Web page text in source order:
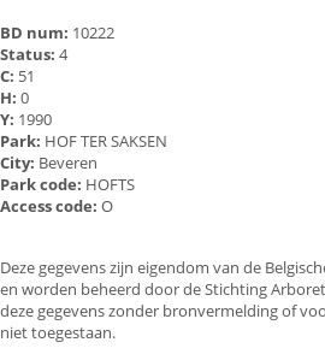
BD num: 10222
Status: 4
C: 51
H: 0
Y: 1990
Park: HOF TER SAKSEN
City: Beveren
Park code: HOFTS
Access code: O
Deze gegevens zijn eigendom van de
en worden beheerd door de Stichting
deze gegevens zonder bronvermelding of
niet toegestaan.